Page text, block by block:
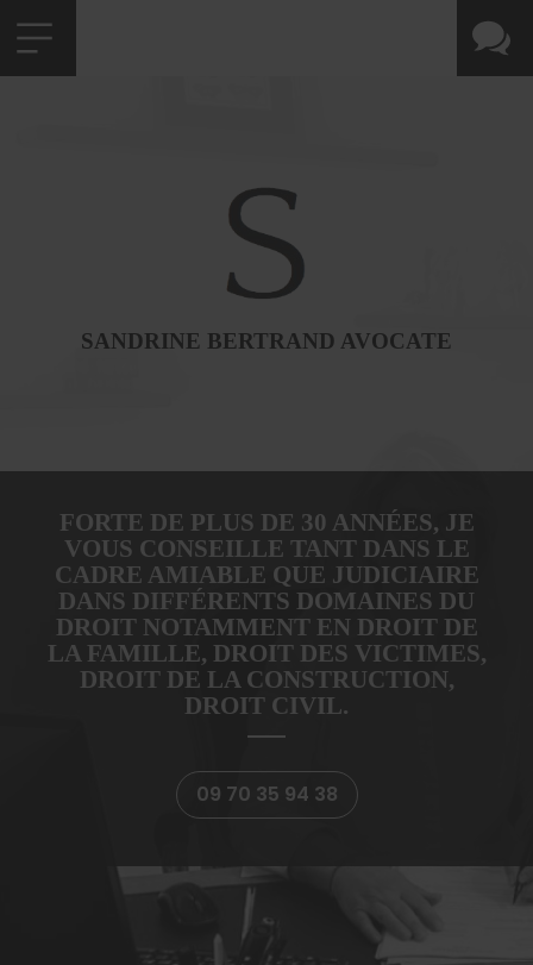
SANDRINE BERTRAND AVOCATE
FORTE DE PLUS DE 30 ANNÉES, JE
VOUS CONSEILLE TANT DANS LE
CADRE AMIABLE QUE JUDICIAIRE
DANS DIFFÉRENTS DOMAINES DU
DROIT NOTAMMENT EN DROIT DE
LA FAMILLE, DROIT DES VICTIMES,
DROIT DE LA CONSTRUCTION,
DROIT CIVIL.
09 70 35 94 38